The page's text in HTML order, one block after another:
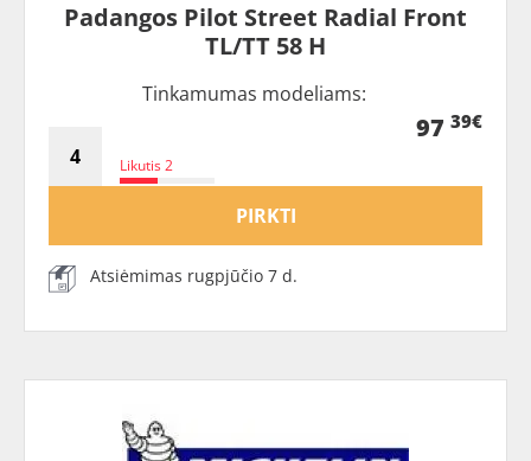
Padangos Pilot Street Radial Front
TL/TT 58 H
Tinkamumas modeliams:
Likutis 2
97 39€
PIRKTI
Atsiėmimas rugpjūčio 7 d.